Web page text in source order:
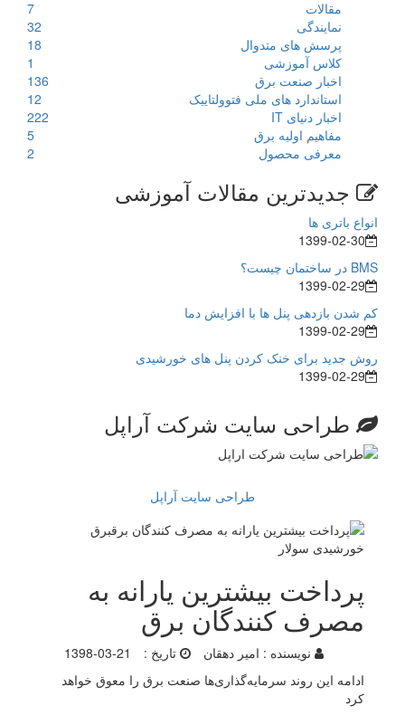
مقالات
7
نمایندگی
32
پرسش های متدوال
18
کلاس آموزشی
1
اخبار صنعت برق
136
استاندارد های ملی فتوولتاییک
12
اخبار دنیای IT
222
مفاهیم اولیه برق
5
معرفی محصول
2
جدیدترین مقالات آموزشی
انواع باتری ها
1399-02-30
BMS در ساختمان چیست؟
1399-02-29
کم شدن بازدهی پنل ها با افزایش دما
1399-02-29
روش جدید برای خنک کردن پنل های خورشیدی
1399-02-29
طراحی سایت شرکت آراپل
طراحی سایت آراپل
پرداخت بیشترین یارانه به
مصرف کنندگان برق
نویسنده : امیر دهقان تاریخ :
1398-03-21
ادامه این روند سرمایه‌گذاری‌ها صنعت برق را معوق خواهد
کرد